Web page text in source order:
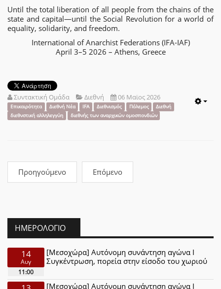
Until the total liberation of all people from the chains of the
state and capital—until the Social Revolution for a world of
equality, solidarity, and freedom.
International of Anarchist Federations (IFA-IAF)
April 3–5 2026 – Athens, Greece
Συντακτική Ομάδα Διεθνή 06 Μαϊος 2026
Επικαιρότητα Διεθνή Νέα IFA Διεθνισμός Πόλεμος
Διεθνή
διεθνστική αλληλεγγύη
διεθνής των αναρχικών ομοσπονδιών
Προηγούμενο Επόμενο
ΗΜΕΡΟΛΌΓΙΟ
14
Αυγ
11:00
[Μεσοχώρα] Αυτόνομη συνάντηση αγώνα Ι
Συγκέντρωση, πορεία στην είσοδο του χωριού
[Μεσοχώρα] Αυτόνομη συνάντηση αγώνα Ι